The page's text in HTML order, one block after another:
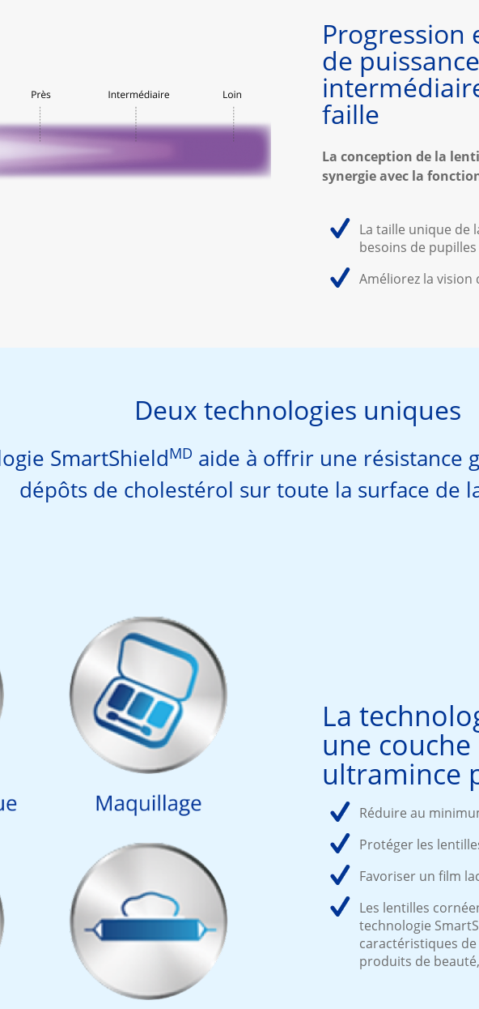
Progression
de
faille
La conception de la
synergie avec la
La taille unique de
besoins de
Améliorez la
Deux technologies uniques
SmartShieldMD aide à offrir une résistance
dépôts de cholestérol sur toute la surface de
La
une
ultramince
Réduire au
Protéger les
Favoriser un film
Les lentilles
technologie
caractéristiques
produits de